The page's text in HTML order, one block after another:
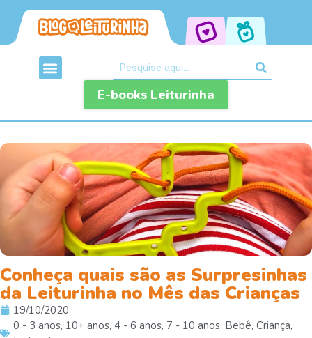
E-books Leiturinha
Conheça quais são as Surpresinhas
da Leiturinha no Mês das Crianças
19/10/2020
0 - 3 anos, 10+ anos, 4 - 6 anos, 7 - 10 anos, Bebê, Criança,